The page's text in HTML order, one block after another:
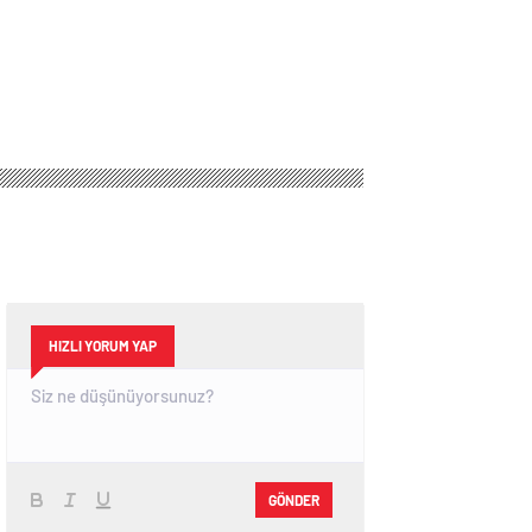
HIZLI YORUM YAP
GÖNDER